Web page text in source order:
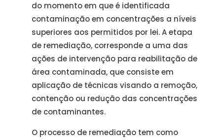
do momento em que é identificada
contaminação em concentrações a níveis
superiores aos permitidos por lei. A etapa
de remediação, corresponde a uma das
ações de intervenção para reabilitação de
área contaminada, que consiste em
aplicação de técnicas visando a remoção,
contenção ou redução das concentrações
de contaminantes.
O processo de remediação tem como